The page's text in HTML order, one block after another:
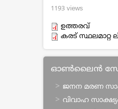
1193 views
ഉത്തരവ്
കരട് സ്ഥലമാറ്റ
ഓണ്‍ലൈന്‍
ജനന മരണ
വിവാഹ